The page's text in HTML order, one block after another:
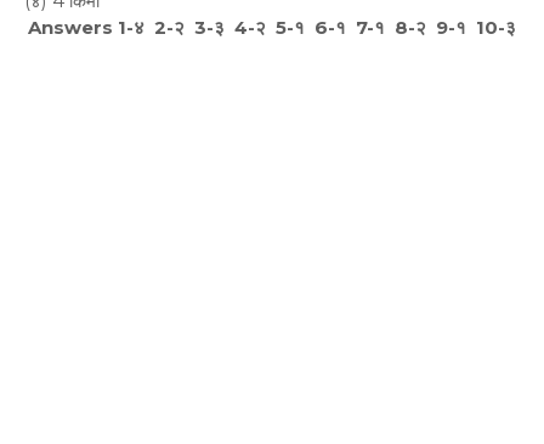
Answers 1-४ 2-२ 3-३ 4-२ 5-१ 6-१ 7-१ 8-२ 9-१ 10-३